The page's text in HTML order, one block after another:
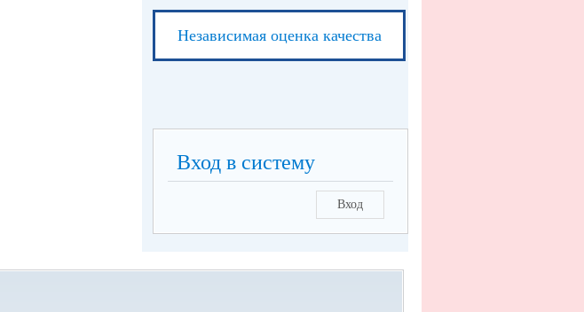
Независимая оценка качества
Вход в систему
Вход